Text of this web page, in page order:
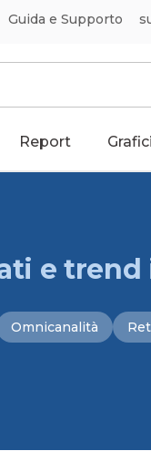
Guida e Supporto
Report Grafici
e
Omnicanalità